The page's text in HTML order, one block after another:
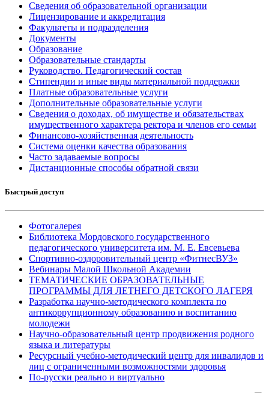
Сведения об образовательной организации
Лицензирование и аккредитация
Факультеты и подразделения
Документы
Образование
Образовательные стандарты
Руководство. Педагогический состав
Стипендии и иные виды материальной поддержки
Платные образовательные услуги
Дополнительные образовательные услуги
Сведения о доходах, об имуществе и обязательствах
имущественного характера ректора и членов его семьи
Финансово-хозяйственная деятельность
Система оценки качества образования
Часто задаваемые вопросы
Дистанционные способы обратной связи
Быстрый доступ
Фотогалерея
Библиотека Мордовского государственного
педагогического университета им. М. Е. Евсевьева
Спортивно-оздоровительный центр «ФитнесВУЗ»
Вебинары Малой Школьной Академии
ТЕМАТИЧЕСКИЕ ОБРАЗОВАТЕЛЬНЫЕ
ПРОГРАММЫ ДЛЯ ЛЕТНЕГО ДЕТСКОГО ЛАГЕРЯ
Разработка научно-методического комплекта по
антикоррупционному образованию и воспитанию
молодежи
Научно-образовательный центр продвижения родного
языка и литературы
Ресурсный учебно-методический центр для инвалидов и
лиц с ограниченными возможностями здоровья
По-русски реально и виртуально